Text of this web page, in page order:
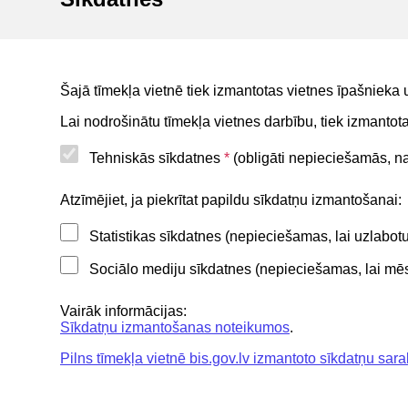
Šajā tīmekļa vietnē tiek izmantotas vietnes īpašnieka
Lai nodrošinātu tīmekļa vietnes darbību, tiek
Tehniskās sīkdatnes * (obligāti nepieciešamās,
Atzīmējiet, ja piekrītat papildu sīkdatņu izmantošanai:
Statistikas sīkdatnes (nepieciešamas, lai
Sociālo mediju sīkdatnes (nepieciešamas, lai
Vairāk informācijas:
Sīkdatņu izmantošanas noteikumos.
Pilns tīmekļa vietnē bis.gov.lv izmantoto sīkdatņu
For non-residents
Noderīgi
Privātuma politika
BIS lietošanas noteikumi